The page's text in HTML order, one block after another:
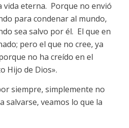
vida eterna. Porque no envió
para condenar al mundo,
sea salvo por él. El que en
pero el que no cree, ya
no ha creído en el
Hijo de Dios».
siempre, simplemente no
salvarse, veamos lo que la